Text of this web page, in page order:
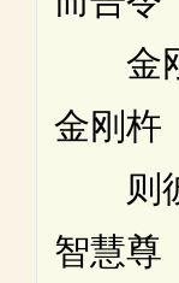
金
金刚杵
则
智慧尊